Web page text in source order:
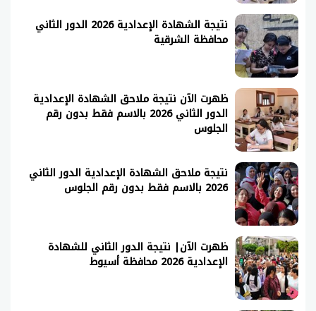
نتيجة الشهادة الإعدادية 2026 الدور الثاني
محافظة الشرقية
ظهرت الآن نتيجة ملاحق الشهادة الإعدادية
الدور الثاني 2026 بالاسم فقط بدون رقم
الجلوس
نتيجة ملاحق الشهادة الإعدادية الدور الثاني
2026 بالاسم فقط بدون رقم الجلوس
ظهرت الآن| نتيجة الدور الثاني للشهادة
الإعدادية 2026 محافظة أسيوط